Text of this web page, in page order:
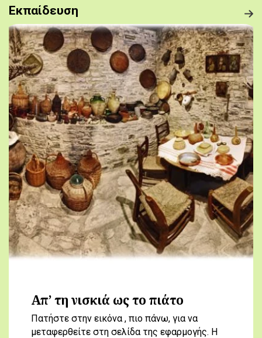
Εκπαίδευση
Απ’ τη νισκιά ως το πιάτο
Πατήστε στην εικόνα , πιο πάνω, για να
μεταφερθείτε στη σελίδα της εφαρμογής. Η